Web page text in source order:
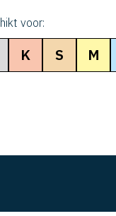
voor:
K S M